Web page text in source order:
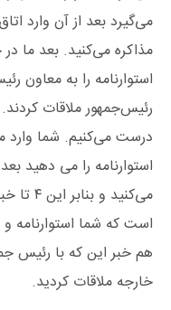
می‌گیرد بعد از آن وارد
مذاکره می‌کنید. بعد ما در
استوارنامه را به معاون
رئیس‌جمهور ملاقات
درست می‌کنیم. شما وارد
استوارنامه را می دهید
می‌کنید و
است که شما استوارنامه و
هم خبر این که با رئیس
خارجه ملاقات کردید.